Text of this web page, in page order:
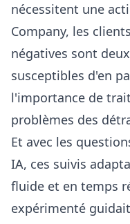
nécessitent une
Company, les
négatives sont
susceptibles d'en
l'importance de
problèmes des
Et avec les
IA, ces suivis
fluide et en temps
expérimenté